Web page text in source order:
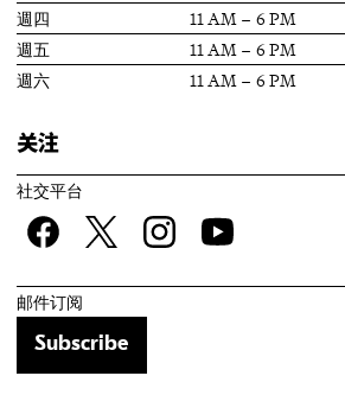
週四
11 AM – 6 PM
週五
11 AM – 6 PM
週六
11 AM – 6 PM
关注
社交平台
Facebooktwitter
邮件订阅
Subscribe